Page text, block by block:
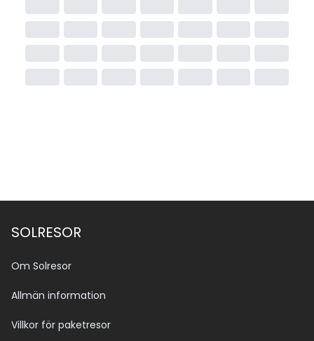
och officiell hotellkategori. Tänk på att officiell
SOLRESOR
Om Solresor
Allmän information
Villkor för paketresor